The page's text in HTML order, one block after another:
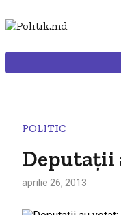
POLITIC
Deputații
aprilie 26, 2013